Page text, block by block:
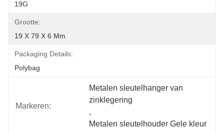
19G
Grootte:
19 X 79 X 6 Mm
Packaging Details:
Polybag
Markeren:
Metalen sleutelhanger van
zinklegering
,
Metalen sleutelhouder Gele kleur